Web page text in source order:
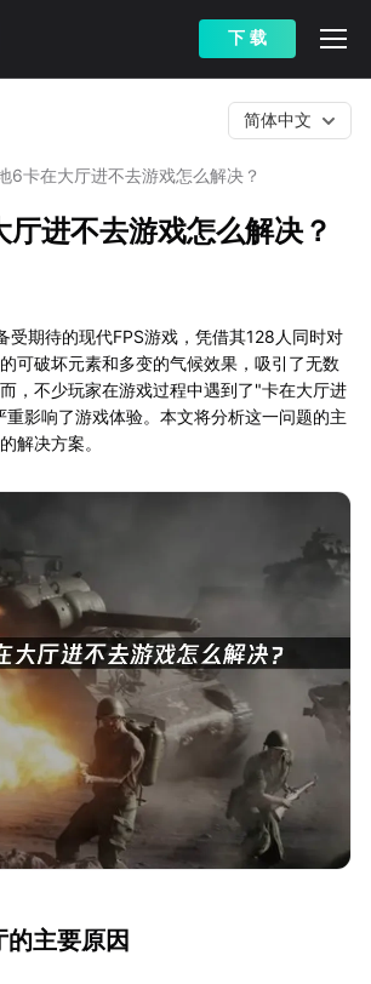
下 载
6卡在大厅进不去游戏怎么解决？
简体中文
进不去游戏怎么解决？
受期待的现代FPS游戏，凭借其128人同时对
可破坏元素和多变的气候效果，吸引了无数
，不少玩家在游戏过程中遇到了"卡在大厅进
影响了游戏体验。本文将分析这一问题的主
解决方案。
主要原因